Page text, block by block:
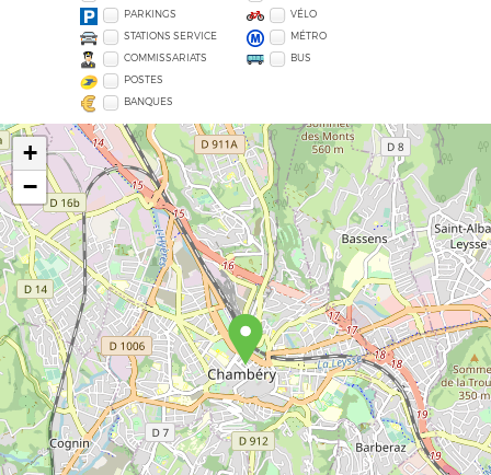
PARKINGS
STATIONS SERVICE
COMMISSARIATS
POSTES
BANQUES
VÉLO
MÉTRO
BUS
+
−